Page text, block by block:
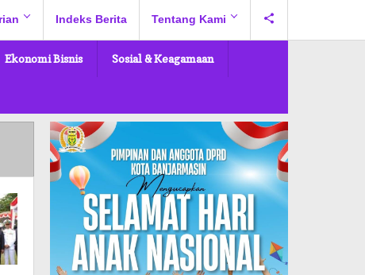
Indeks Berita Tentang Kami
Ekonomi Bisnis Sosial & Keagamaan